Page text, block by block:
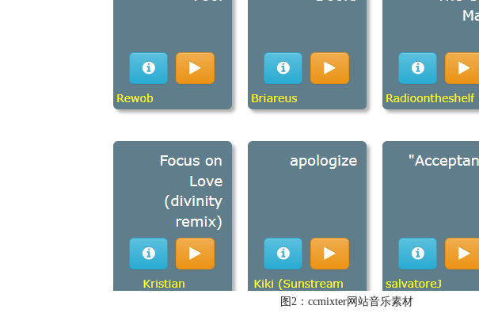
图2：ccmixter网站音乐素材